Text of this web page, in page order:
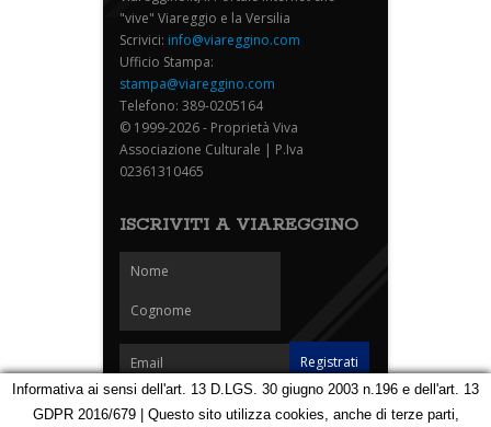
"vive" Viareggio e la Versilia
Scrivici: info@viareggino.com
Ufficio Stampa:
stampa@viareggino.com
Telefono: 389-0205164
© 1999-2026 - Proprietà Viva
Associazione Culturale | P.Iva
02361310465
ISCRIVITI A VIAREGGINO
Informativa ai sensi dell'art. 13 D.LGS. 30 giugno 2003 n.196 e dell'art. 13
GDPR 2016/679 | Questo sito utilizza cookies, anche di terze parti,